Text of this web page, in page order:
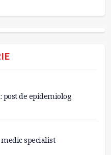
post de epidemiolog
medic specialist